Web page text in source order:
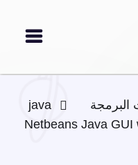
البرمجة
java
Netbeans Java